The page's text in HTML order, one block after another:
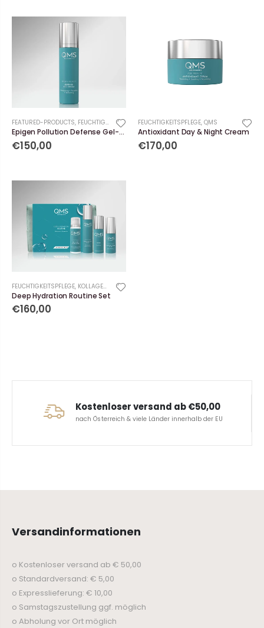
FEATURED-PRODUCTS, FEUCHTIGKEITSPFLEGE
Epigen Pollution Defense Gel-Cream
€150,00
FEUCHTIGKEITSPFLEGE, QMS
Antioxidant Day & Night Cream
€170,00
FEUCHTIGKEITSPFLEGE, KOLLAGENSEREN
Deep Hydration Routine Set
€160,00
Kostenloser versand ab €50,00
nach Österreich & viele Länder innerhalb der EU
Versandinformationen
o Kostenloser versand ab € 50,00
o Standardversand: € 5,00
o Expresslieferung: € 10,00
o Samstagszustellung ggf. möglich
o Abholung vor Ort möglich